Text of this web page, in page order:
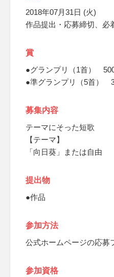
2018年07月31日 (火)
作品提出・応募締切、必
賞
●グランプリ（1首）
●準グランプリ（5首）
募集内容
テーマにそった短歌
【テーマ】
「向日葵」または自由
提出物
●作品
参加方法
公式ホームページの応募
参加資格